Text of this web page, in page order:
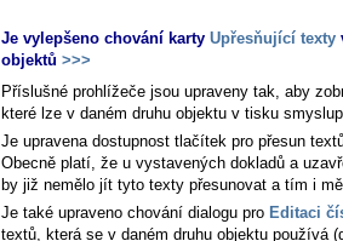
Je vylepšeno chování karty Upřesňující texty
objektů >>>
Příslušné prohlížeče jsou upraveny tak, aby
které lze v daném druhu objektu v tisku
Je upravena dostupnost tlačítek pro přesun
Obecně platí, že u vystavených dokladů a
by již nemělo jít tyto texty přesunovat a tím i
Je také upraveno chování dialogu pro Editaci
textů, která se v daném druhu objektu používá